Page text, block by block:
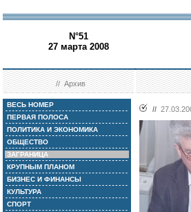
N°51
27 марта 2008
//Архив
ВЕСЬ НОМЕР
ПЕРВАЯ ПОЛОСА
ПОЛИТИКА И ЭКОНОМИКА
ОБЩЕСТВО
ЗАГРАНИЦА
КРУПНЫМ ПЛАНОМ
БИЗНЕС И ФИНАНСЫ
КУЛЬТУРА
СПОРТ
//